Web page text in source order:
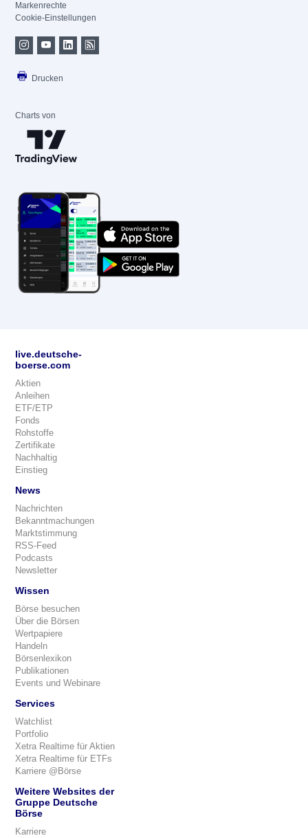
Markenrechte
Cookie-Einstellungen
Drucken
Charts von
live.deutsche-
boerse.com
Aktien
Anleihen
ETF/ETP
Fonds
Rohstoffe
Zertifikate
Nachhaltig
Einstieg
News
Nachrichten
Bekanntmachungen
Marktstimmung
RSS-Feed
Podcasts
Newsletter
Wissen
Börse besuchen
Über die Börsen
Wertpapiere
Handeln
Börsenlexikon
Publikationen
Events und Webinare
Services
Watchlist
Portfolio
Xetra Realtime für Aktien
Xetra Realtime für ETFs
Karriere @Börse
Weitere Websites der
Gruppe Deutsche
Börse
Karriere